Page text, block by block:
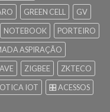
GREEN CELL
GV
NOTEBOOK
PORTEIRO
ASPIRAÇÃO
ZIGBEE
ZKTECO
IOT
🎛️ ACESSOS